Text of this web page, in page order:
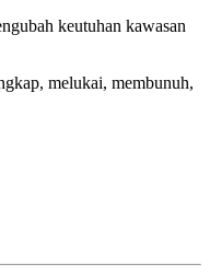
keutuhan kawasan
melukai, membunuh,